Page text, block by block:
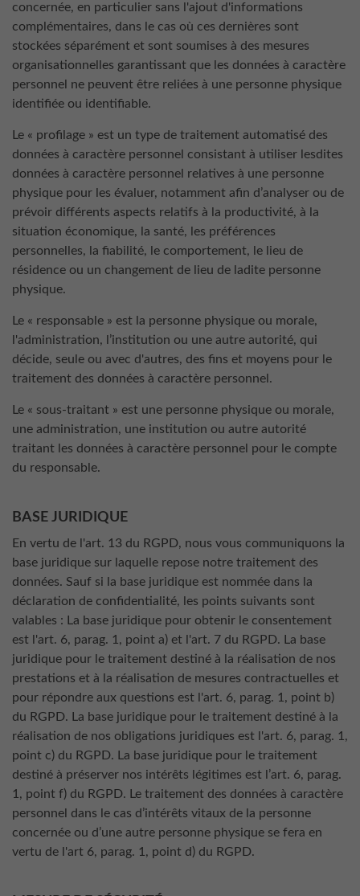
concernée, en particulier sans l'ajout d'informations
complémentaires, dans le cas où ces dernières sont
stockées séparément et sont soumises à des mesures
organisationnelles garantissant que les données à caractère
personnel ne peuvent être reliées à une personne physique
identifiée ou identifiable.
Le « profilage » est un type de traitement automatisé des
données à caractère personnel consistant à utiliser lesdites
données à caractère personnel relatives à une personne
physique pour les évaluer, notamment afin d’analyser ou de
prévoir différents aspects relatifs à la productivité, à la
situation économique, la santé, les préférences
personnelles, la fiabilité, le comportement, le lieu de
résidence ou un changement de lieu de ladite personne
physique.
Le « responsable » est la personne physique ou morale,
l'administration, l’institution ou une autre autorité, qui
décide, seule ou avec d'autres, des fins et moyens pour le
traitement des données à caractère personnel.
Le « sous-traitant » est une personne physique ou morale,
une administration, une institution ou autre autorité
traitant les données à caractère personnel pour le compte
du responsable.
BASE JURIDIQUE
En vertu de l'art. 13 du RGPD, nous vous communiquons la
base juridique sur laquelle repose notre traitement des
données. Sauf si la base juridique est nommée dans la
déclaration de confidentialité, les points suivants sont
valables : La base juridique pour obtenir le consentement
est l'art. 6, parag. 1, point a) et l'art. 7 du RGPD. La base
juridique pour le traitement destiné à la réalisation de nos
prestations et à la réalisation de mesures contractuelles et
pour répondre aux questions est l'art. 6, parag. 1, point b)
du RGPD. La base juridique pour le traitement destiné à la
réalisation de nos obligations juridiques est l'art. 6, parag. 1,
point c) du RGPD. La base juridique pour le traitement
destiné à préserver nos intérêts légitimes est l’art. 6, parag.
1, point f) du RGPD. Le traitement des données à caractère
personnel dans le cas d’intérêts vitaux de la personne
concernée ou d’une autre personne physique se fera en
vertu de l'art 6, parag. 1, point d) du RGPD.